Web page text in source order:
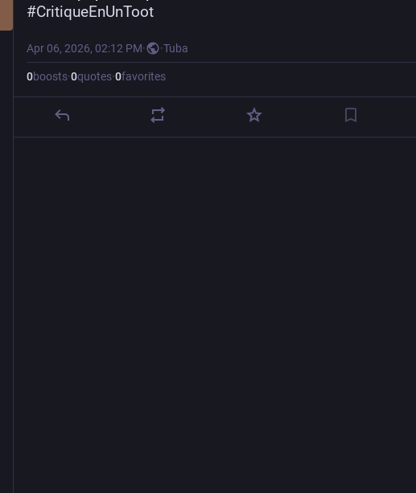
#CritiqueEnUnToot
Apr 06, 2026, 02:12 PM· ·Tuba
0boosts·0quotes·0favorites